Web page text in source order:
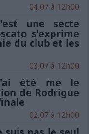
04.07 à 12h00
une secte
s'exprime
du club et les
03.07 à 12h00
été me le
de Rodrigue
02.07 à 12h00